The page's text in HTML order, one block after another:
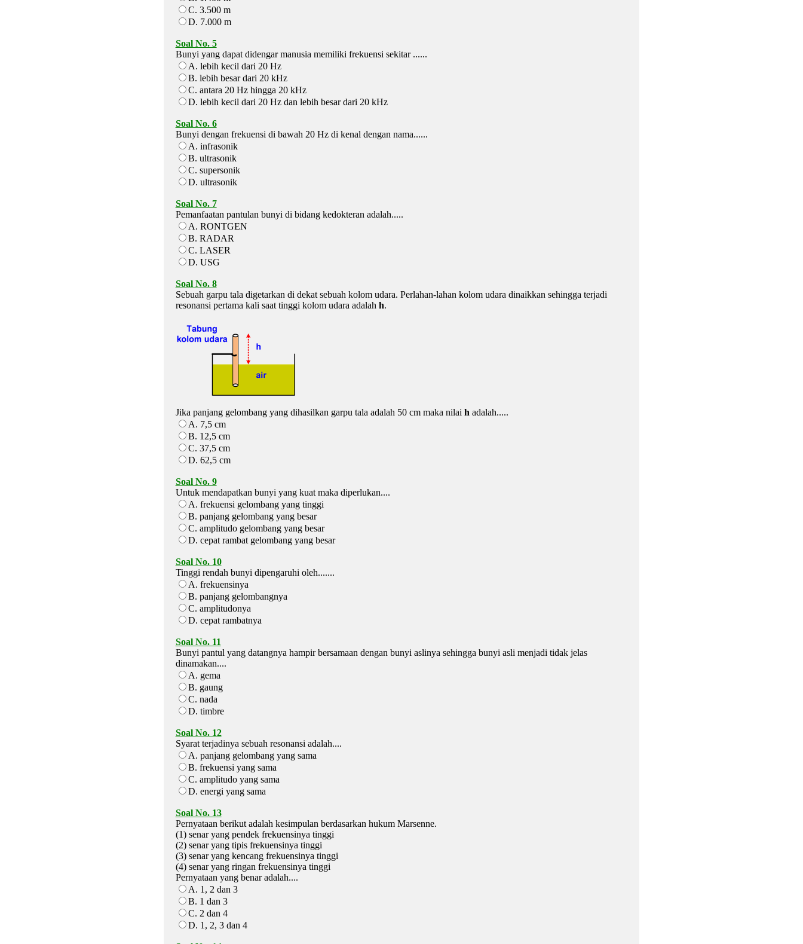
C. 3.500 m
D. 7.000 m
Soal No. 5
Bunyi yang dapat didengar manusia memiliki frekuensi sekitar ......
A. lebih kecil dari 20 Hz
B. lebih besar dari 20 kHz
C. antara 20 Hz hingga 20 kHz
D. lebih kecil dari 20 Hz dan lebih besar dari 20 kHz
Soal No. 6
Bunyi dengan frekuensi di bawah 20 Hz di kenal dengan nama......
A. infrasonik
B. ultrasonik
C. supersonik
D. ultrasonik
Soal No. 7
Pemanfaatan pantulan bunyi di bidang kedokteran adalah.....
A. RONTGEN
B. RADAR
C. LASER
D. USG
Soal No. 8
Sebuah garpu tala digetarkan di dekat sebuah kolom udara. Perlahan-lahan kolom udara dinaikkan sehingga terjadi
resonansi pertama kali saat tinggi kolom udara adalah h.
Jika panjang gelombang yang dihasilkan garpu tala adalah 50 cm maka nilai h adalah.....
A. 7,5 cm
B. 12,5 cm
C. 37,5 cm
D. 62,5 cm
Soal No. 9
Untuk mendapatkan bunyi yang kuat maka diperlukan....
A. frekuensi gelombang yang tinggi
B. panjang gelombang yang besar
C. amplitudo gelombang yang besar
D. cepat rambat gelombang yang besar
Soal No. 10
Tinggi rendah bunyi dipengaruhi oleh.......
A. frekuensinya
B. panjang gelombangnya
C. amplitudonya
D. cepat rambatnya
Soal No. 11
Bunyi pantul yang datangnya hampir bersamaan dengan bunyi aslinya sehingga bunyi asli menjadi tidak jelas
dinamakan....
A. gema
B. gaung
C. nada
D. timbre
Soal No. 12
Syarat terjadinya sebuah resonansi adalah....
A. panjang gelombang yang sama
B. frekuensi yang sama
C. amplitudo yang sama
D. energi yang sama
Soal No. 13
Pernyataan berikut adalah kesimpulan berdasarkan hukum Marsenne.
(1) senar yang pendek frekuensinya tinggi
(2) senar yang tipis frekuensinya tinggi
(3) senar yang kencang frekuensinya tinggi
(4) senar yang ringan frekuensinya tinggi
Pernyataan yang benar adalah....
A. 1, 2 dan 3
B. 1 dan 3
C. 2 dan 4
D. 1, 2, 3 dan 4